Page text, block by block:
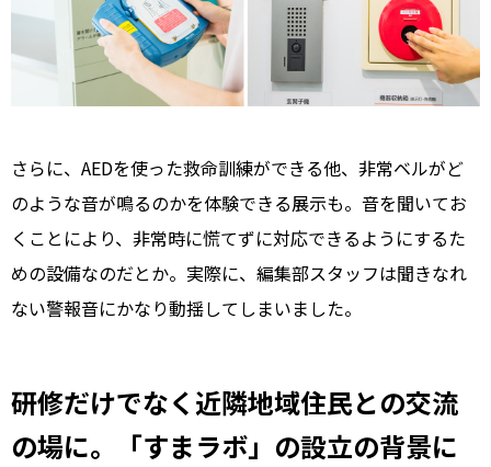
さらに、AEDを使った救命訓練ができる他、非常ベルがど
のような音が鳴るのかを体験できる展示も。音を聞いてお
くことにより、非常時に慌てずに対応できるようにするた
めの設備なのだとか。実際に、編集部スタッフは聞きなれ
ない警報音にかなり動揺してしまいました。
研修だけでなく近隣地域住民との交流
の場に。「すまラボ」の設立の背景に